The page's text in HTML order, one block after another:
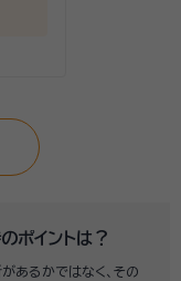
ポイントは？
あるかではなく、その